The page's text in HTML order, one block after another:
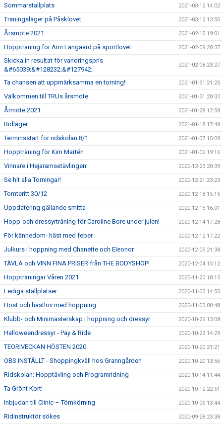
Sommarstallplats 2021-03-12 14:02
Träningsläger på Påsklovet 2021-03-12 13:50
Årsmöte 2021 2021-02-15 19:01
Hoppträning för Ann Langaard på sportlovet 2021-02-09 20:37
Skicka in resultat för vandringspris
&#65039;&#128232;&#127942;
2021-02-08 23:27
Ta chansen att uppmärksamma en torning! 2021-01-31 21:25
Välkommen till TRUs årsmöte 2021-01-31 20:32
Årmöte 2021 2021-01-28 12:58
Ridläger 2021-01-18 17:49
Terminsstart för ridskolan 8/1 2021-01-07 15:09
Hoppträning för Kim Martén 2021-01-06 19:16
Vinnare i Hejaramsetävlingen! 2020-12-23 20:39
Se hit alla Torningar! 2020-12-21 23:23
Tomteritt 30/12 2020-12-18 15:15
Uppdatering gällande smitta 2020-12-15 16:01
Hopp-och dressyrträning för Caroline Bore under julen! 2020-12-14 17:28
För kännedom- häst med feber 2020-12-12 17:22
Julkurs i hoppning med Chanette och Eleonor 2020-12-05 21:38
TÄVLA och VINN FINA PRISER från THE BODYSHOP! 2020-12-04 15:12
Hoppträningar Våren 2021 2020-11-20 18:15
Lediga stallplatser 2020-11-03 14:55
Höst och hästlov med hoppning 2020-11-03 00:48
Klubb- och Minimästerskap i hoppning och dressyr 2020-10-26 13:08
Halloweendressyr - Pay & Ride 2020-10-23 14:29
TEORIVECKAN HÖSTEN 2020 2020-10-20 21:21
OBS INSTÄLLT - Shoppingkväll hos Granngården 2020-10-20 13:56
Ridskolan: Hopptävling och Programridning 2020-10-14 11:44
Ta Grönt Kort! 2020-10-12 22:51
Inbjudan till Clinic – Tömkörning 2020-10-06 13:44
Ridinstruktör sökes 2020-09-28 23:38